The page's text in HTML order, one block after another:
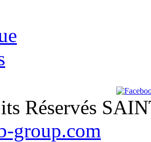
Réservés
group.com